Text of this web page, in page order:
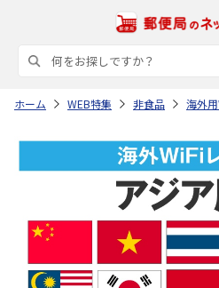
ホーム WEB特集 非食品 海外